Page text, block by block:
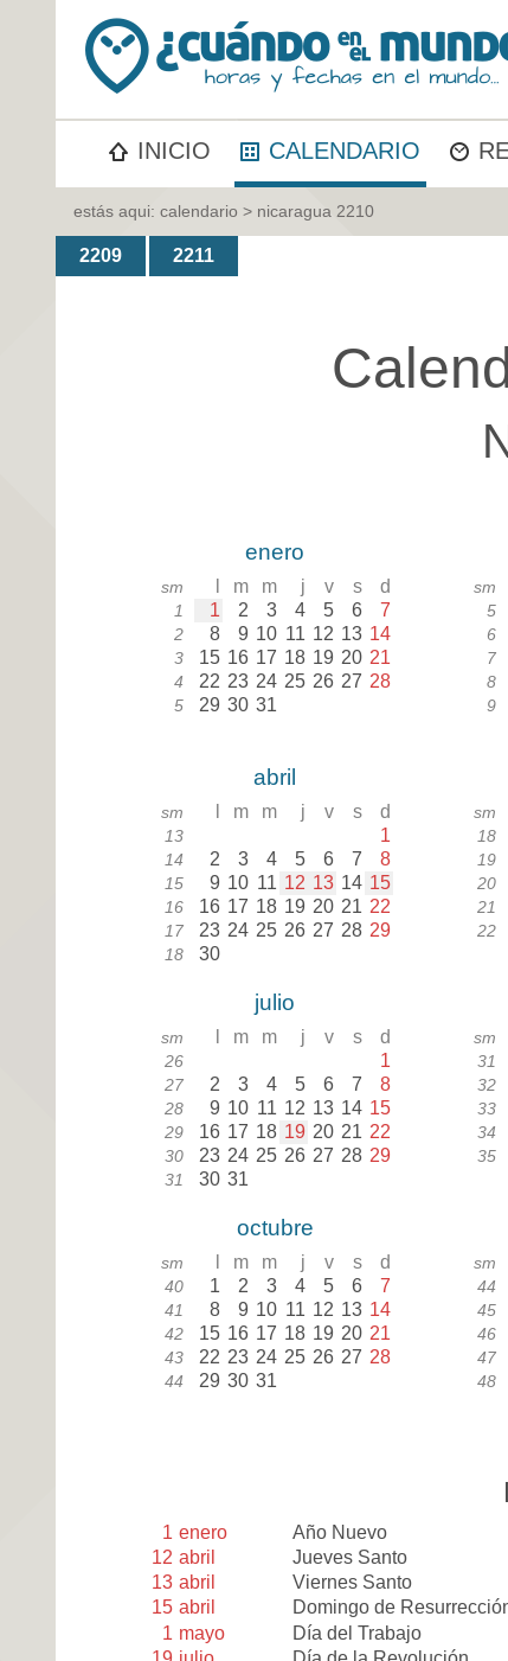
INICIO CALENDARIO
estás aqui: calendario > nicaragua 2210
2209 2211
enero
sm m m j v s d
1 1 2 3 4 5 6 7
2 8 9 10 11 12 13 14
3 15 16 17 18 19 20 21
4 22 23 24 25 26 27 28
5 29 30 31
sm
5
6
7
8
9
abril
sm m m j v s d
13 1
14 2 3 4 5 6 7 8
15 9 10 11 12 13 14 15
16 16 17 18 19 20 21 22
17 23 24 25 26 27 28 29
18 30
sm
18
19
20
21
22
julio
sm m m j v s d
26 1
27 2 3 4 5 6 7 8
28 9 10 11 12 13 14 15
29 16 17 18 19 20 21 22
30 23 24 25 26 27 28 29
31 30 31
sm
31
32
33
34
35
octubre
sm m m j v s d
40 1 2 3 4 5 6 7
41 8 9 10 11 12 13 14
42 15 16 17 18 19 20 21
43 22 23 24 25 26 27 28
44 29 30 31
sm
44
45
46
47
48
1 enero
Año Nuevo
12 abril
Jueves Santo
13 abril
Viernes Santo
15 abril
Domingo de
1 mayo
Día del Trabajo